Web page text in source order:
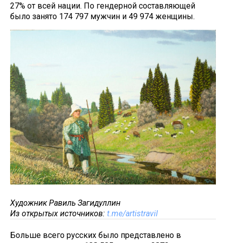
27% от всей нации. По гендерной составляющей
было занято 174 797 мужчин и 49 974 женщины.
Художник Равиль Загидуллин
Из открытых источников: t.me/artistravil
Больше всего русских было представлено в